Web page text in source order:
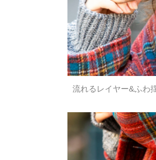
流れるレイヤー&ふわ